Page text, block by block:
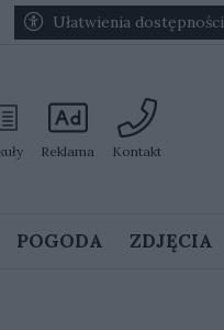
Ułatwienia dostępności
Reklama Kontakt
POGODA ZDJĘCIA